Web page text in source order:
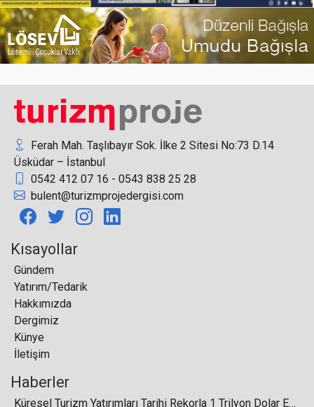
THY ve Anadolujet’in Tokat seferleri tarihi belli
Rusların yüzde 70'i , İstanbul'dan transit geçti
Rus yatırımcılardan, Bodrum’a kompleks bir proje
Dünya Seyahat ve Turizm Konseyi (WTTC),
Ferah Mah. Taşlıbayır Sok. İlke 2 Sitesi No:73 D.14
Üsküdar – İstanbul
0542 412 07 16 - 0543 838 25 28
bulent@turizmprojedergisi.com
Kısayollar
Gündem
Yatırım/Tedarik
Hakkımızda
Dergimiz
Künye
İletişim
Haberler
Küresel Turizm Yatırımları Tarihi Rekorla 1 Trilyon Dolar Eşiğini Aştı